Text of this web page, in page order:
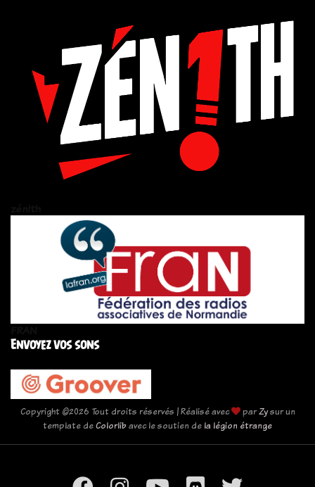
Envoyez vos sons
Copyright ©2026 Tout droits réservés | Réalisé avec parZysur un
template deColorlibavec le soutien de la légion étrange